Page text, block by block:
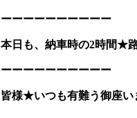
ーーーーーーーーーー
本日も、納車時の2時間★
ーーーーーーーーーー
皆様★いつも有難う御座